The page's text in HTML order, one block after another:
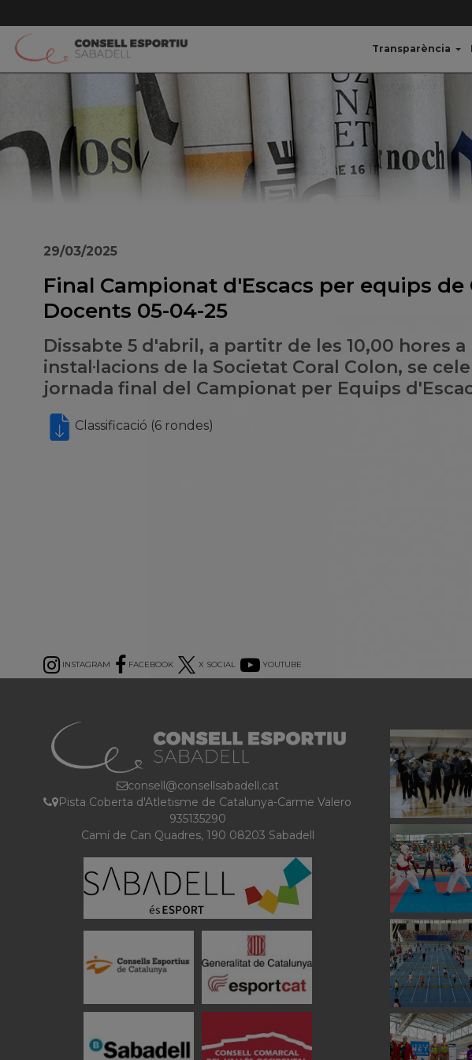
Transparència
Final Campionat d'Escacs per equips de
Docents 05-04-25
Dissabte 5 d'abril, a partitr de les 10,00 hores a
instal·lacions de la Societat Coral Colon, se
jornada final del Campionat per Equips
29/03/2025
Classificació (6 rondes)
INSTAGRAM FACEBOOK X SOCIAL YOUTUBE
consell@consellsabadell.cat
Pista Coberta d'Atletisme de Catalunya-Carme Valero
935135290
Camí de Can Quadres, 190 08203 Sabadell